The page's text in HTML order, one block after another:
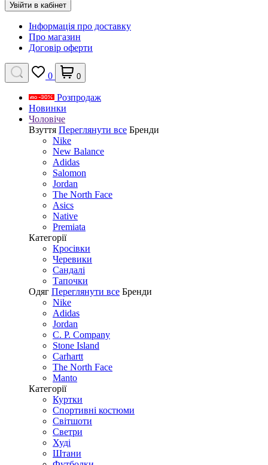
Увійти в кабінет
Інформація про доставку
Про магазин
Договір оферти
0 0
Розпродаж
Новинки
Чоловіче
Взуття Переглянути все Бренди
Nike
New Balance
Adidas
Salomon
Jordan
The North Face
Asics
Native
Premiata
Категорії
Кросівки
Черевики
Сандалі
Tапочки
Одяг Переглянути все Бренди
Nike
Adidas
Jordan
C. P. Company
Stone Island
Carhartt
The North Face
Manto
Категорії
Куртки
Спортивні костюми
Світшоти
Светри
Худі
Штани